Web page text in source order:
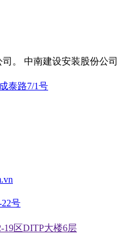
。 中南建设安装股份公司
泰路7/1号
号
区DITP大楼6层